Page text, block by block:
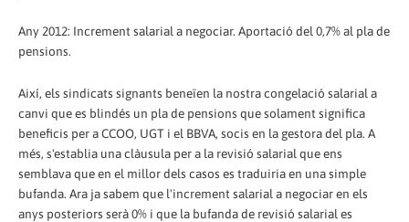
Any 2012: Increment salarial a negociar. Aportació del 0,7% al pla de
pensions.
Així, els sindicats signants beneïen la nostra congelació salarial a
canvi que es blindés un pla de pensions que solament significa
beneficis per a CCOO, UGT i el BBVA, socis en la gestora del pla. A
més, s'establia una clàusula per a la revisió salarial que ens
semblava que en el millor dels casos es traduiria en una simple
bufanda. Ara ja sabem que l'increment salarial a negociar en els
anys posteriors serà 0% i que la bufanda de revisió salarial es